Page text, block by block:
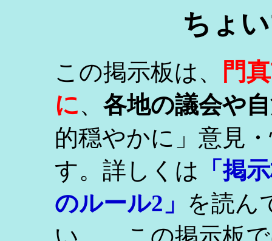
ちょ
この掲示板は、
門
に、 各地の議会や
的穏やかに」意見
す。詳しくは
「掲
のルール2」 を読ん